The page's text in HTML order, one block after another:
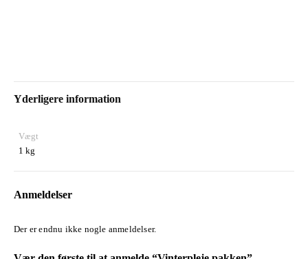
Yderligere information
Vægt
1 kg
Anmeldelser
Der er endnu ikke nogle anmeldelser.